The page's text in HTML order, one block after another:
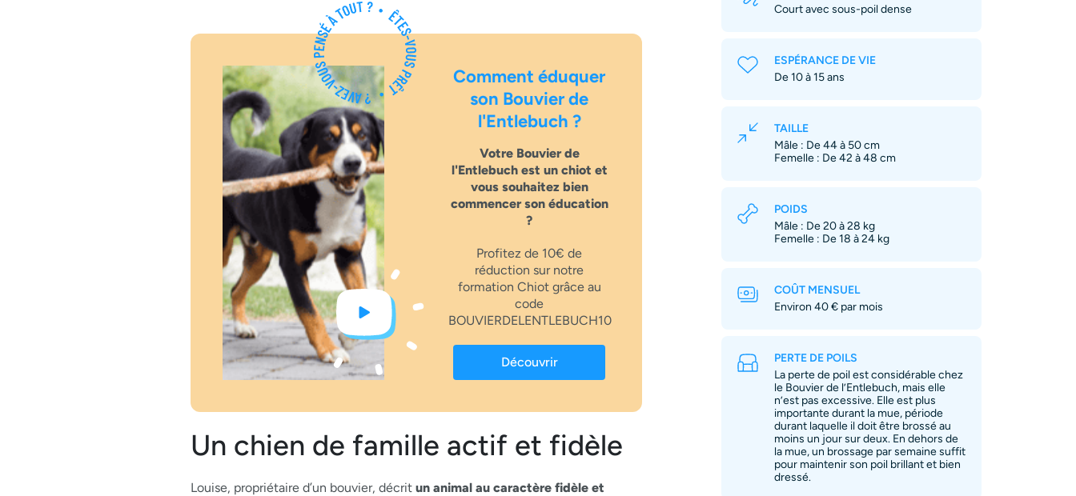
Comment éduquer
son Bouvier de
l'Entlebuch ?
Votre Bouvier de
l'Entlebuch est un chiot et
vous souhaitez bien
commencer son éducation
?
Profitez de 10€ de
réduction sur notre
formation Chiot grâce au
code
BOUVIERDELENTLEBUCH10
Découvrir
Un chien de famille actif et fidèle
Louise, propriétaire d’un bouvier, décrit un animal au caractère fidèle et
Court avec sous-poil dense
ESPÉRANCE DE VIE
De 10 à 15 ans
TAILLE
Mâle : De 44 à 50 cm
Femelle : De 42 à 48 cm
POIDS
Mâle : De 20 à 28 kg
Femelle : De 18 à 24 kg
COÛT MENSUEL
Environ 40 € par mois
PERTE DE POILS
La perte de poil est considérable chez
le Bouvier de l’Entlebuch, mais elle
n’est pas excessive. Elle est plus
importante durant la mue, période
durant laquelle il doit être brossé au
moins un jour sur deux. En dehors de
la mue, un brossage par semaine suffit
pour maintenir son poil brillant et bien
dressé.